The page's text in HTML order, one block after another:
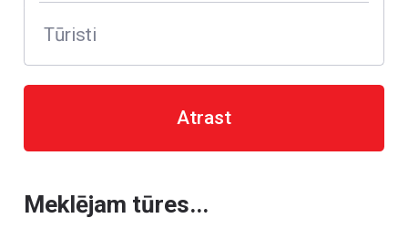
Tūristi
Atrast
Meklējam tūres...